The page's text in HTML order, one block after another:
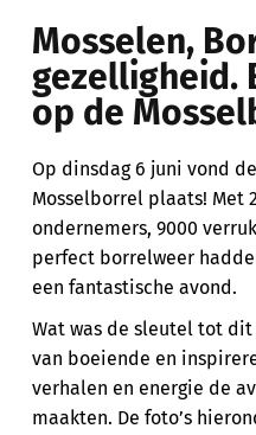
Mosselen,
gezelligheid.
op de
Op dinsdag 6 juni vond
Mosselborrel plaats! Met
ondernemers, 9000
perfect borrelweer
een fantastische avond.
Wat was de sleutel tot dit
van boeiende en
verhalen en energie de
maakten. De foto’s